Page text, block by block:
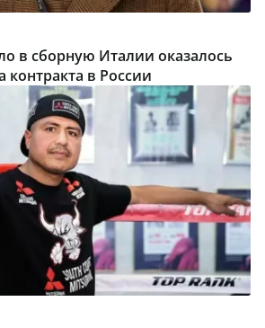
в сборную Италии оказалось
контракта в России